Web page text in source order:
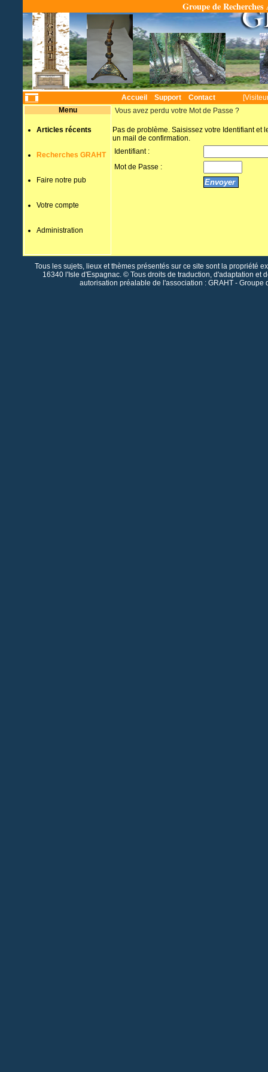
Groupe de
Accueil Support Contact
Menu
Articles récents
Recherches GRAHT
Faire notre pub
Votre compte
Administration
Vous avez perdu votre Mot de Passe ?
Pas de problème. Saisissez votre Identifiant
un mail de confirmation.
Identifiant :
Mot de Passe :
Tous les sujets, lieux et thèmes présentés sur ce site sont la propriété
16340 l'Isle d'Espagnac. © Tous droits de traduction, d'adaptation et
autorisation préalable de l'association : GRAHT -